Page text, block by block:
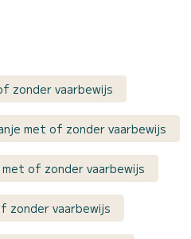
zonder vaarbewijs
met of zonder vaarbewijs
of zonder vaarbewijs
zonder vaarbewijs